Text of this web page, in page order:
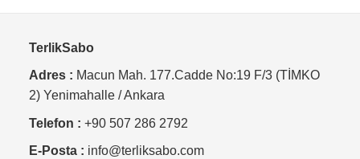
TerlikSabo
Adres : Macun Mah. 177.Cadde No:19 F/3 (TİMKO
2) Yenimahalle / Ankara
Telefon : +90 507 286 2792
E-Posta : info@terliksabo.com